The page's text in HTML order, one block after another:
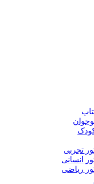
تجربی
انسانی
ریاضی